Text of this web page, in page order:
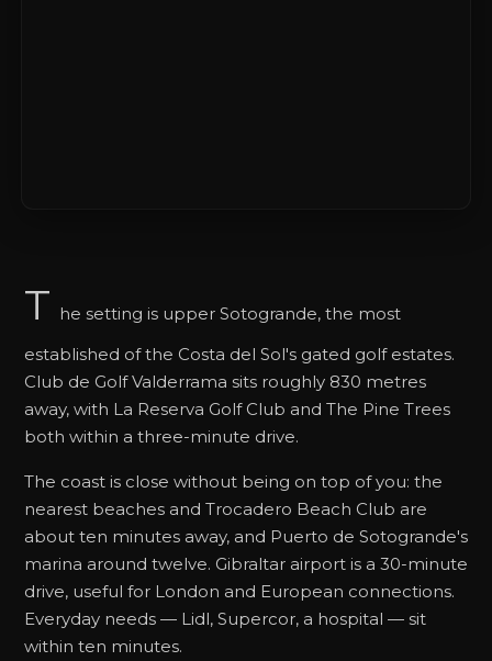
T he setting is upper Sotogrande, the most
established of the Costa del Sol's gated golf estates.
Club de Golf Valderrama sits roughly 830 metres
away, with La Reserva Golf Club and The Pine Trees
both within a three-minute drive.
The coast is close without being on top of you: the
nearest beaches and Trocadero Beach Club are
about ten minutes away, and Puerto de Sotogrande's
marina around twelve. Gibraltar airport is a 30-minute
drive, useful for London and European connections.
Everyday needs — Lidl, Supercor, a hospital — sit
within ten minutes.